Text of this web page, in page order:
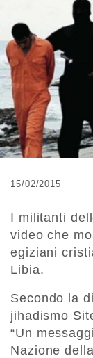
15/02/2015
I militanti
video che
egiziani
Libia.
Secondo la
jihadismo
“Un
Nazione